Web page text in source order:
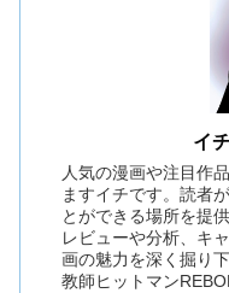
イ
人気の漫画や注目作
ますイチです。読者
とができる場所を提
レビューや分析、キ
画の魅力を深く掘り
教師ヒットマン